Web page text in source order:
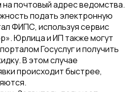
почтовый адрес ведомства.
подать электронную
ФИПС, используя сервис
Юрлица и ИП также могут
Госуслуг и получить
В этом случае
происходит быстрее,